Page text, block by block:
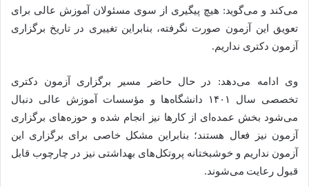
می‌کند و می‌گوید:‌ هیچ پیگیری از سوی مسئولان آموزش عالی برای
تعویق این آزمون صورت نگرفته، بنابراین تغییری در تاریخ برگزاری
آزمون دکتری نداریم.
وی ادامه می‌دهد: در حال حاضر مسیر برگزاری آزمون دکتری
تخصصی سال ۱۴۰۱ دانشگاه‌ها و مؤسسات آموزش عالی دنبال
می‌شود بخش عمده‌ای از کارها نیز انجام شده و حوزه‌های برگزاری
آزمون نیز فعال هستند؛ بنابراین مشکل خاصی برای برگزاری این
آزمون نداریم و خوشبختانه پروتکل‌های بهداشتی نیز در چارچوب قابل
قبول رعایت می‌شوند.